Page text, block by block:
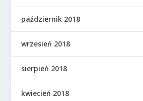
październik 2018
wrzesień 2018
sierpień 2018
kwiecień 2018